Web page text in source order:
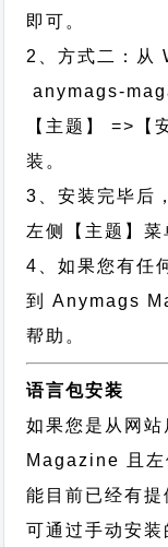
即可。
2、方式二：从
anymags-
【主题】 =>【
装。
3、安装完毕后
左侧【主题】菜
4、如果您有任
到 Anymags
帮助。
语言包安装
如果您是从网
Magazine 且左
能目前已经有
可通过手动安装